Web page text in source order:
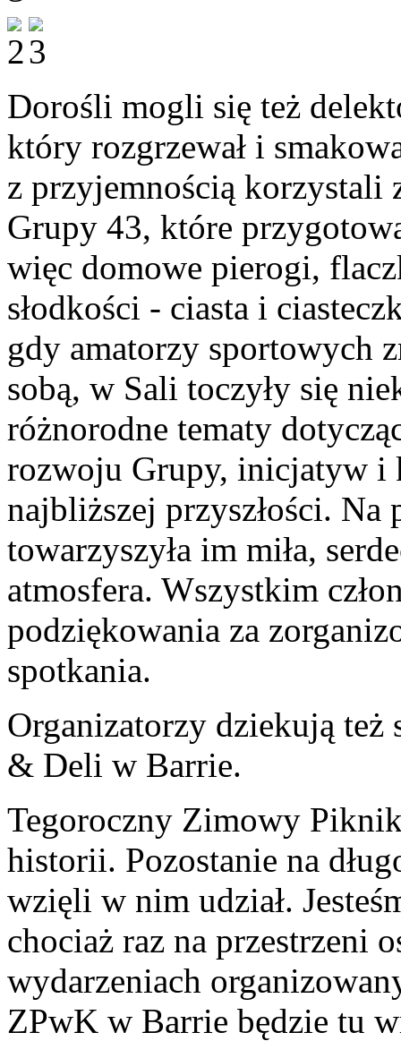
Dorośli mogli się też
który rozgrzewał i
z przyjemnością korzystali
Grupy 43, które
więc domowe pierogi,
słodkości - ciasta i
gdy amatorzy sportowych
sobą, w Sali toczyły się
różnorodne tematy
rozwoju Grupy, inicjatyw i
najbliższej przyszłości. Na
towarzyszyła im miła,
atmosfera. Wszystkim
podziękowania za
spotkania.
Organizatorzy dziekują też
& Deli w Barrie.
Tegoroczny Zimowy
historii. Pozostanie na
wzięli w nim udział.
chociaż raz na przestrzeni
wydarzeniach
ZPwK w Barrie będzie tu